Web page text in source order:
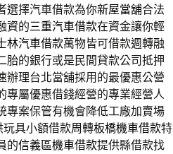
選擇汽車借款為你新屋當舖合法
資的三重汽車借款在資金讓你輕
林汽車借款萬物皆可借款週轉融
胎的銀行或是民間貸款公司抵押
辦理台北當舖採用的最優惠公營
專屬優惠借錢經營的專業經營人
專案保管有機會降低工廠加賣場
具小額借款周轉板橋機車借款特
的信義區機車借款提供縣借款找